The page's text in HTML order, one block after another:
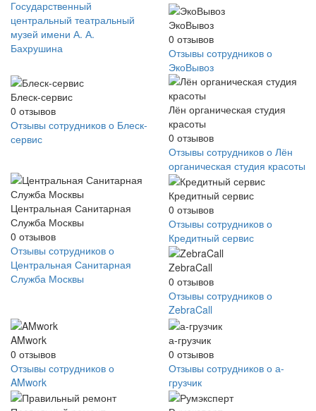
Государственный
центральный театральный
музей имени А. А.
Бахрушина
ЭкоВывоз
0 отзывов
Отзывы сотрудников о
ЭкоВывоз
Блеск-сервис
0 отзывов
Отзывы сотрудников о Блеск-
сервис
Лён органическая студия
красоты
0 отзывов
Отзывы сотрудников о Лён
органическая студия красоты
Центральная Санитарная
Служба Москвы
0 отзывов
Отзывы сотрудников о
Центральная Санитарная
Служба Москвы
Кредитный сервис
0 отзывов
Отзывы сотрудников о
Кредитный сервис
ZebraCall
0 отзывов
Отзывы сотрудников о
ZebraCall
AMwork
0 отзывов
Отзывы сотрудников о
AMwork
а-грузчик
0 отзывов
Отзывы сотрудников о а-
грузчик